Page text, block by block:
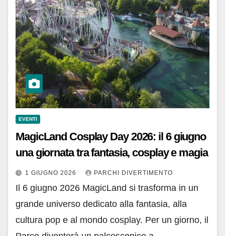
EVENTI
MagicLand Cosplay Day 2026: il 6 giugno
una giornata tra fantasia, cosplay e magia
1 GIUGNO 2026 PARCHI DIVERTIMENTO
Il 6 giugno 2026 MagicLand si trasforma in un
grande universo dedicato alla fantasia, alla
cultura pop e al mondo cosplay. Per un giorno, il